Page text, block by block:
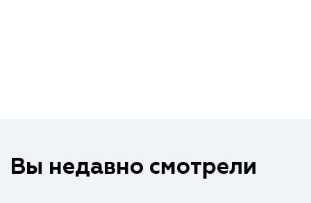
Вы недавно смотрели